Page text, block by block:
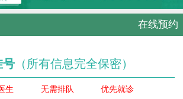
在线预约
号 （所有信息完全保密）
生 无需排队 优先就诊